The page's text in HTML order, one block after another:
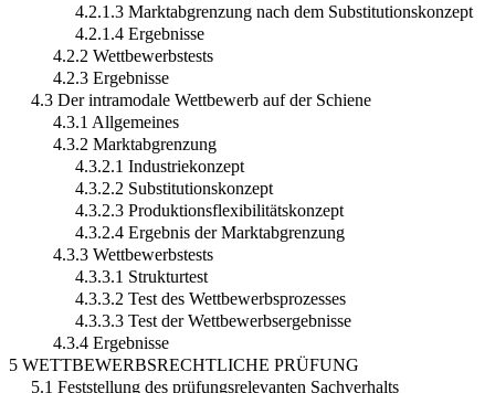
4.2.1.3 Marktabgrenzung nach dem Substitutionskonzept
4.2.1.4 Ergebnisse
4.2.2 Wettbewerbstests
4.2.3 Ergebnisse
4.3 Der intramodale Wettbewerb auf der Schiene
4.3.1 Allgemeines
4.3.2 Marktabgrenzung
4.3.2.1 Industriekonzept
4.3.2.2 Substitutionskonzept
4.3.2.3 Produktionsflexibilitätskonzept
4.3.2.4 Ergebnis der Marktabgrenzung
4.3.3 Wettbewerbstests
4.3.3.1 Strukturtest
4.3.3.2 Test des Wettbewerbsprozesses
4.3.3.3 Test der Wettbewerbsergebnisse
4.3.4 Ergebnisse
5 WETTBEWERBSRECHTLICHE PRÜFUNG
5.1 Feststellung des prüfungsrelevanten Sachverhalts